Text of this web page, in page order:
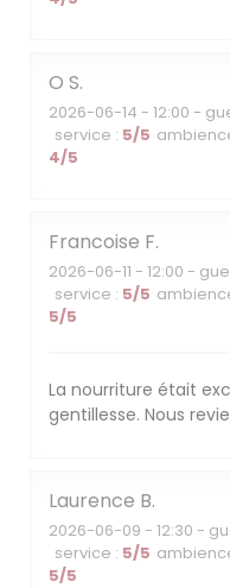
O S
2026-06-14 - 12:00 -
service : 5/5
4/5
Francoise F
2026-06-11 - 12:00 -
service : 5/5
5/5
La nourriture était
gentillesse. Nous
Laurence B
2026-06-09 - 12:30 -
service : 5/5
5/5